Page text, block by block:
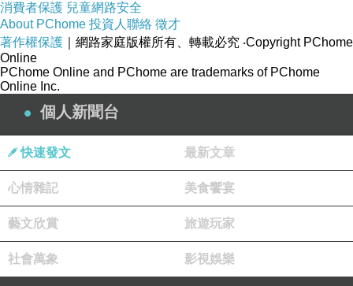
林步竹
2017-11-22 00:42:51
晒衣繩
是親密的線索
衣架
是悟性的結構
妳的衣裳
而我
是夕陽底下的一抹
消費者保護 兒童網路安全
About PChome 投資人聯絡 徵才
著作權保護 ｜網路家庭版權所有、轉載必究 ‧Copyright PChome
Online
PChome Online and PChome are trademarks of PChome
Online Inc.
個人新聞台
快速發文 最新文章
心情雜記 美食饗宴
藝文欣賞 旅遊玩家
社會萬象 影視娛樂